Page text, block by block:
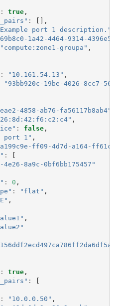
: true,
:
[],
port 1 description."
1a42-4464-9314-
"compute:zone1-groupa" ,
: "10.161.54.13" ,
"93bb920c-19be-4026-8cc7-
4858-ab76-fa56117b8ab4"
,
: false,
port 1" ,
ff09-4d7d-a164-
:
4e26-8a9c-0bf6bb175457"
: 0 ,
: "flat" ,
,
,
: true,
:
: "10.0.0.50" ,